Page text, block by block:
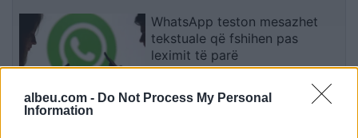
albeu.com - Do Not Process My Personal
Information
WhatsApp teston mesazhet
tekstuale që fshihen pas
leximit të parë